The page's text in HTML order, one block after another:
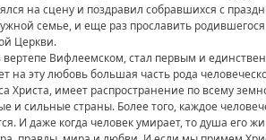
на сцену и поздравил собравшихся с
семье, и еще раз прославить
Церкви.
вертепе Вифлеемском, стал первым и
эту любовь большая часть рода
Христа, имеет распространение по всему
сильные страны. Более того, каждое
И даже когда человек умирает, то душа его